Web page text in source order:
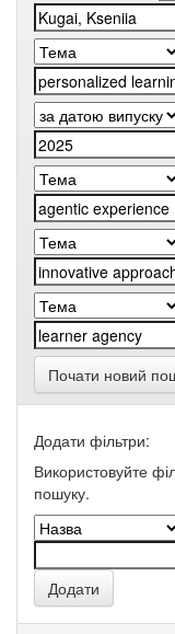
Почати новий
Додати фільтри:
Використовуйте
пошуку.